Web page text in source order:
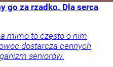
go za rzadko. Dla serca
mimo to często o nim
dostarcza cennych
seniorów.